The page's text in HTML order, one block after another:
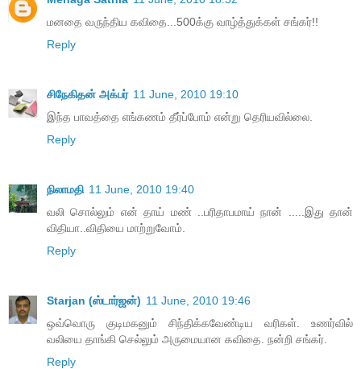
மனதை வருந்திய கவிதை...500க்கு வாழ்த்துக்கள் சங்கர்!!
Reply
சிநேகிதன் அக்பர் 11 June, 2010 19:10
இந்த பாவத்தை எங்கணம் தீர்ப்போம் என்று தெரியவில்லை.
Reply
நிலாமதி 11 June, 2010 19:40
வலி சொல்லும் என் தாய் மண் ..பரிதாபமாய் நான் .....இது தான்
விதியா..விதியை மாற்றுவோம்.
Reply
Starjan (ஸ்டார்ஜன்) 11 June, 2010 19:46
ஒவ்வொரு குடிமகனும் சிந்திக்கவேண்டிய வரிகள். உணர்வில்
வலியை தாங்கி செல்லும் அருமையான கவிதை. நன்றி சங்கர்.
Reply